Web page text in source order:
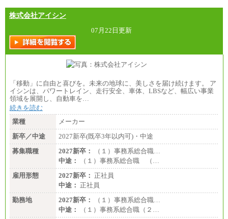
株式会社アイシン
07月22日更新
「移動」に自由と喜びを。未来の地球に、美しさを届け続けます。 ア
イシンは、パワートレイン、走行安全、車体、LBSなど、幅広い事業
領域を展開し、自動車を…
続きを読む
業種
メーカー
新卒／中途
2027新卒(既卒3年以内可)・中途
募集職種
2027新卒：
（１）事務系総合職…
中途：
（１）事務系総合職 （…
雇用形態
2027新卒： 正社員
中途： 正社員
勤務地
2027新卒：
（１）事務系総合職…
中途：
（１）事務系総合職（２…